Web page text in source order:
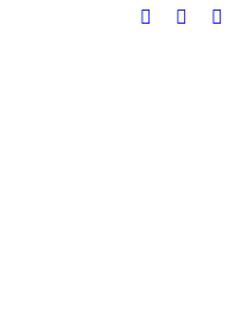
Facebook
X